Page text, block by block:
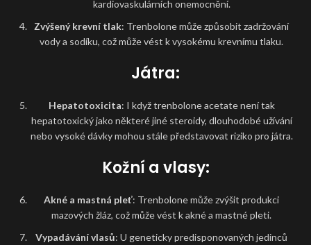
kardiovaskulárních onemocnění.
Zvýšený krevní tlak: Trenbolone může způsobit zadržování
vody a sodíku, což může vést k vysokému krevnímu tlaku.
Játra:
Hepatotoxicita: I když trenbolone acetate není tak
hepatotoxický jako některé jiné steroidy, dlouhodobé užívání
nebo vysoké dávky mohou stále představovat riziko pro játra.
Kožní a vlasy:
Akné a mastná pleť: Trenbolone může zvýšit produkci
mazových žláz, což může vést k akné a mastné pleti.
Vypadávání vlasů: U geneticky predisponovaných jedinců